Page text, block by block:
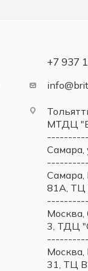
+7 937
МТДЦ
Самара,
Самара,
81А, ТЦ
Москва,
3, ТДЦ
Москва,
31, ТЦ